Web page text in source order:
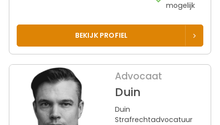
mogelijk
BEKIJK PROFIEL
Advocaat
Duin
Duin
Strafrechtadvocatuur